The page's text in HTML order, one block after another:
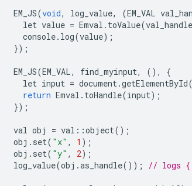
EM_JS(void, log_value, (EM_VAL
let value = Emval . toValue(val_handle
console. log(value);
});
EM_JS(EM_VAL, find_myinput, (),
{
let input = document.getElementById(
return Emval . toHandle(input);
});
val obj = val ::object();
obj . set( "x" , 1 );
obj . set( "y" , 2);
log_value(obj .as_handle()); // logs